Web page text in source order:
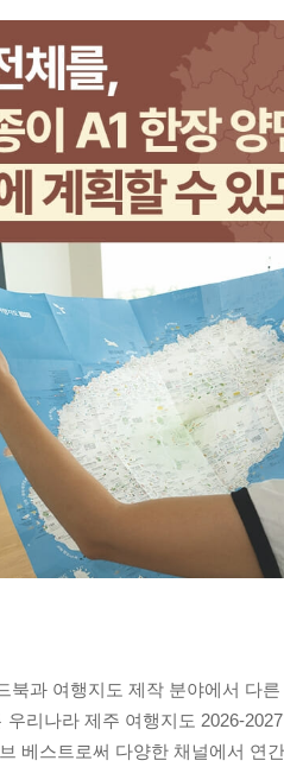
북과 여행지도 제작 분야에서 다
우리나라 제주 여행지도 2026-
베스트로써 다양한 채널에서 연